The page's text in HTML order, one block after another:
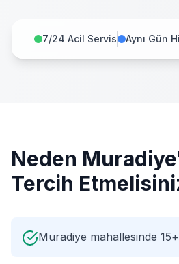
7/24 Acil Servis Aynı Gün
Neden Muradiye
Tercih
Muradiye mahallesinde